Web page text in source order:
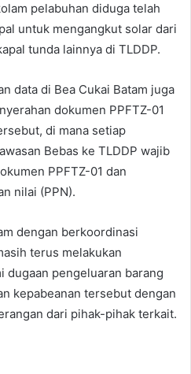
pelabuhan diduga telah
untuk mengangkut solar dari
tunda lainnya di TLDDP.
data di Bea Cukai Batam juga
dokumen PPFTZ-01
di mana setiap
Bebas ke TLDDP wajib
PPFTZ-01 dan
nilai (PPN).
dengan berkoordinasi
terus melakukan
dugaan pengeluaran barang
kepabeanan tersebut dengan
dari pihak-pihak terkait.